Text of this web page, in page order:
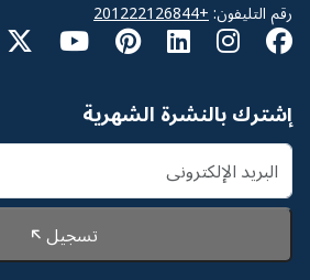
رقم التليفون: +201222126844
إشترك بالنشرة الشهرية
تسجيل